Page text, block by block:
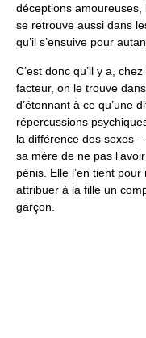
déceptions
se retrouve aussi dans
qu’il s’ensuive pour
C’est donc qu’il y a,
facteur, on le trouve
d’étonnant à ce qu’une
répercussions
la différence des sexes
sa mère de ne pas
pénis. Elle l’en tient
attribuer à la fille un
garçon.